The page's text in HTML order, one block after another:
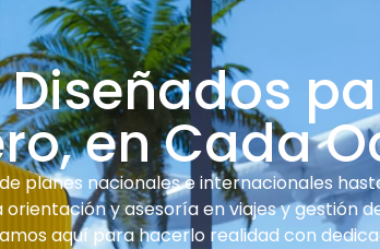
Diseñados
en Cada
planes nacionales e internacionales
y asesoría en viajes y gestión
aquí para hacerlo realidad con